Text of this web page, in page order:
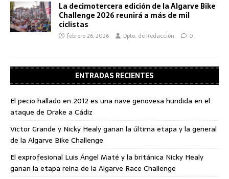
La decimotercera edición de la Algarve Bike
Challenge 2026 reunirá a más de mil
ciclistas
febrero 26, 2026 Dpto. de Redacción 0
ENTRADAS RECIENTES
El pecio hallado en 2012 es una nave genovesa hundida en el
ataque de Drake a Cádiz
Victor Grande y Nicky Healy ganan la última etapa y la general
de la Algarve Bike Challenge
El exprofesional Luis Ángel Maté y la británica Nicky Healy
ganan la etapa reina de la Algarve Race Challenge